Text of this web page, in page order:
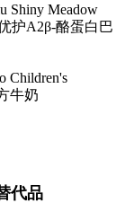
Shiny Meadow
护A2β-酪蛋白巴
Children's
牛奶
代品